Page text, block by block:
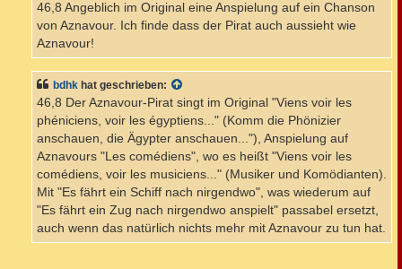
46,8 Angeblich im Original eine Anspielung auf ein Chanson
von Aznavour. Ich finde dass der Pirat auch aussieht wie
Aznavour!
bdhk hat geschrieben:
46,8 Der Aznavour-Pirat singt im Original "Viens voir les
phéniciens, voir les égyptiens..." (Komm die Phönizier
anschauen, die Ägypter anschauen..."), Anspielung auf
Aznavours "Les comédiens", wo es heißt "Viens voir les
comédiens, voir les musiciens..." (Musiker und Komödianten).
Mit "Es fährt ein Schiff nach nirgendwo", was wiederum auf
"Es fährt ein Zug nach nirgendwo anspielt" passabel ersetzt,
auch wenn das natürlich nichts mehr mit Aznavour zu tun hat.